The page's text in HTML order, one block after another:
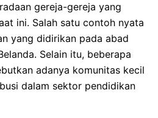
gereja-gereja yang
ini. Salah satu contoh nyata
yang didirikan pada abad
Selain itu, beberapa
adanya komunitas kecil
dalam sektor pendidikan